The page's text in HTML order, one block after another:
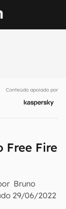
Conteúdo apoiado por
Free Fire
Bruno
29/06/2022
primeira
Termos de